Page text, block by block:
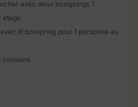
avec deux boxsprings 1
étage
lit boxspring pour 1 personne au
coussins